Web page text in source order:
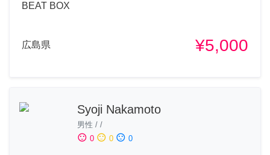
BEAT BOX
広島県 ¥5,000
Syoji Nakamoto
男性 / /
sentiment_satisfied 0 sentiment_neutral 0 sentiment_dissatisfied 0